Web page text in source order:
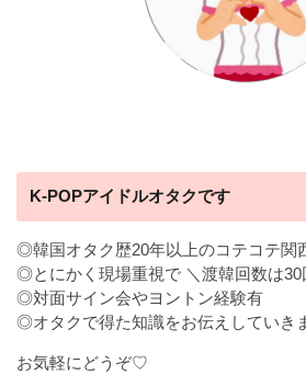
K-POPアイドルオタクです
◎韓国オタク歴20年以上のコテコテ関
◎とにかく現場重視で ＼渡韓回数は30
◎対面サイン会やヨントン経験有
◎オタクで得た知識をお伝えしていき
お気軽にどうぞ♡